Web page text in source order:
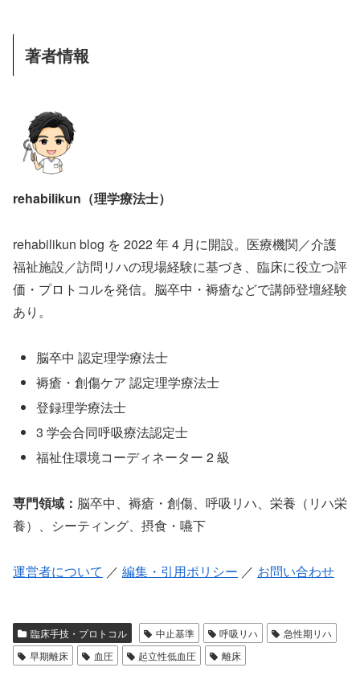
著者情報
rehabilikun（理学療法士）
rehabilikun blog を 2022 年 4 月に開設。医療機関／介護
福祉施設／訪問リハの現場経験に基づき、臨床に役立つ評
価・プロトコルを発信。脳卒中・褥瘡などで講師登壇経験
あり。
脳卒中 認定理学療法士
褥瘡・創傷ケア 認定理学療法士
登録理学療法士
3 学会合同呼吸療法認定士
福祉住環境コーディネーター 2 級
専門領域： 脳卒中、褥瘡・創傷、呼吸リハ、栄養（リハ栄
養）、シーティング、摂食・嚥下
運営者について ／ 編集・引用ポリシー ／ お問い合わせ
臨床手技・プロトコル 中止基準 呼吸リハ
急性期リハ
早期離床
血圧 起立性低血圧 離床